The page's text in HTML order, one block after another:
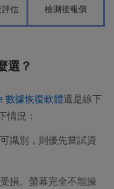
估 檢測後報價
選？
數據恢復軟體還是線下
情況：
識別，則優先嘗試資
損、螢幕完全不能操